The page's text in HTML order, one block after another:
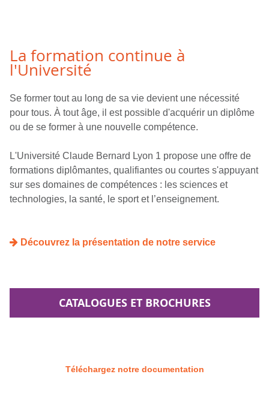
La formation continue à
l'Université
Se former tout au long de sa vie devient une nécessité
pour tous. À tout âge, il est possible d'acquérir un diplôme
ou de se former à une nouvelle compétence.
L'Université Claude Bernard Lyon 1 propose une offre de
formations diplômantes, qualifiantes ou courtes s'appuyant
sur ses domaines de compétences : les sciences et
technologies, la santé, le sport et l’enseignement.
Découvrez la présentation de notre service
CATALOGUES ET BROCHURES
Téléchargez notre documentation